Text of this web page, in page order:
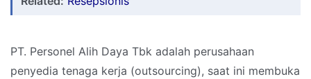
PT. Personel Alih Daya Tbk adalah perusahaan
penyedia tenaga kerja (outsourcing), saat ini membuka